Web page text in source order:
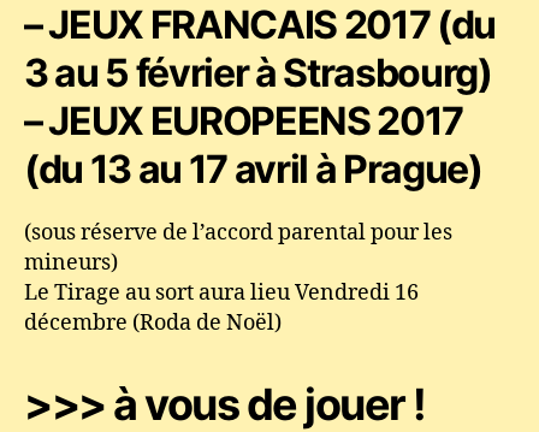
– JEUX FRANCAIS 2017 (du
3 au 5 février à Strasbourg)
– JEUX EUROPEENS 2017
(du 13 au 17 avril à Prague)
(sous réserve de l’accord parental pour les
mineurs)
Le Tirage au sort aura lieu Vendredi 16
décembre (Roda de Noël)
>>> à vous de jouer !